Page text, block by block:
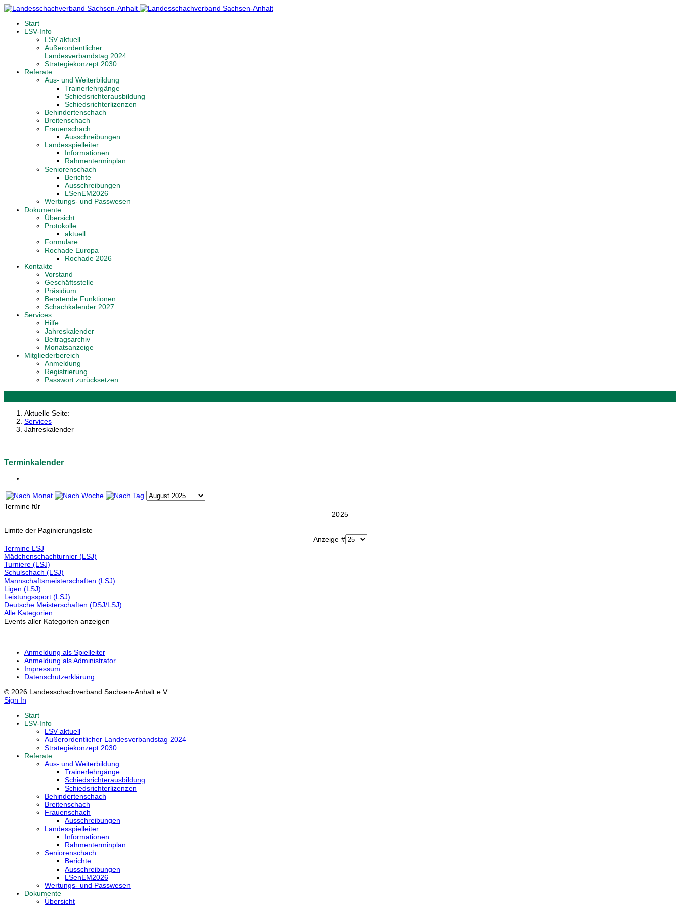
Start
LSV-Info
LSV aktuell
Außerordentlicher
Landesverbandstag 2024
Strategiekonzept 2030
Referate
Aus- und Weiterbildung
Trainerlehrgänge
Schiedsrichterausbildung
Schiedsrichterlizenzen
Behindertenschach
Breitenschach
Frauenschach
Ausschreibungen
Landesspielleiter
Informationen
Rahmenterminplan
Seniorenschach
Berichte
Ausschreibungen
LSenEM2026
Wertungs- und Passwesen
Dokumente
Übersicht
Protokolle
aktuell
Formulare
Rochade Europa
Rochade 2026
Kontakte
Vorstand
Geschäftsstelle
Präsidium
Beratende Funktionen
Schachkalender 2027
Services
Hilfe
Jahreskalender
Beitragsarchiv
Monatsanzeige
Mitgliederbereich
Anmeldung
Registrierung
Passwort zurücksetzen
Aktuelle Seite:
Services
Jahreskalender
Terminkalender
Termine für
2025
Limite der Paginierungsliste
Anzeige #
Termine LSJ
Mädchenschachturnier (LSJ)
Turniere (LSJ)
Schulschach (LSJ)
Mannschaftsmeisterschaften (LSJ)
Ligen (LSJ)
Leistungssport (LSJ)
Deutsche Meisterschaften (DSJ/LSJ)
Alle Kategorien ...
Events aller Kategorien anzeigen
Anmeldung als Spielleiter
Anmeldung als Administrator
Impressum
Datenschutzerklärung
© 2026 Landesschachverband Sachsen-Anhalt e.V.
Sign In
Start
LSV-Info
LSV aktuell
Außerordentlicher Landesverbandstag 2024
Strategiekonzept 2030
Referate
Aus- und Weiterbildung
Trainerlehrgänge
Schiedsrichterausbildung
Schiedsrichterlizenzen
Behindertenschach
Breitenschach
Frauenschach
Ausschreibungen
Landesspielleiter
Informationen
Rahmenterminplan
Seniorenschach
Berichte
Ausschreibungen
LSenEM2026
Wertungs- und Passwesen
Dokumente
Übersicht